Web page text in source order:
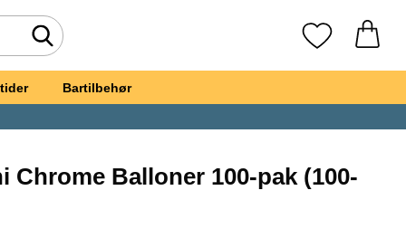
Foretag søgning Mine favoritter
Bartilbehør
Chrome Balloner 100-pak (100-